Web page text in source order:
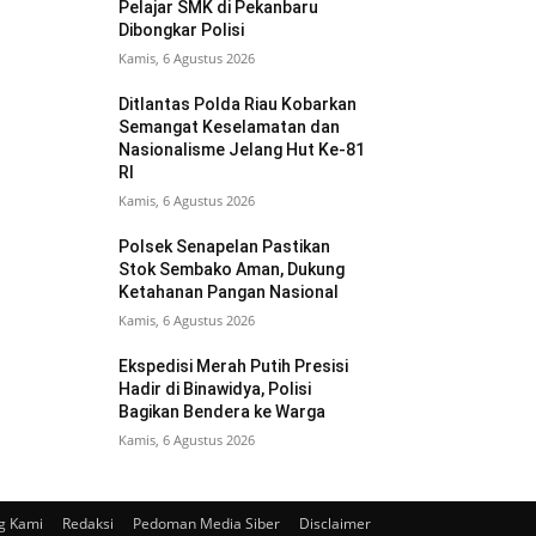
Pelajar SMK di Pekanbaru
Dibongkar Polisi
Kamis, 6 Agustus 2026
Ditlantas Polda Riau Kobarkan
Semangat Keselamatan dan
Nasionalisme Jelang Hut Ke-81
RI
Kamis, 6 Agustus 2026
Polsek Senapelan Pastikan
Stok Sembako Aman, Dukung
Ketahanan Pangan Nasional
Kamis, 6 Agustus 2026
Ekspedisi Merah Putih Presisi
Hadir di Binawidya, Polisi
Bagikan Bendera ke Warga
Kamis, 6 Agustus 2026
Kami Redaksi Pedoman Media Siber Disclaimer